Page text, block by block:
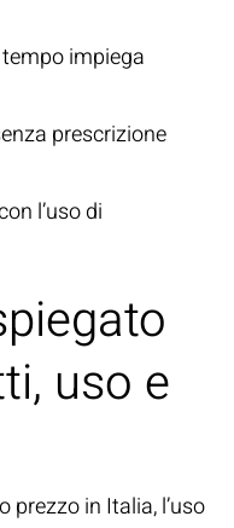
impiega
prescrizione
l’uso di
uso e
prezzo in Italia, l’uso